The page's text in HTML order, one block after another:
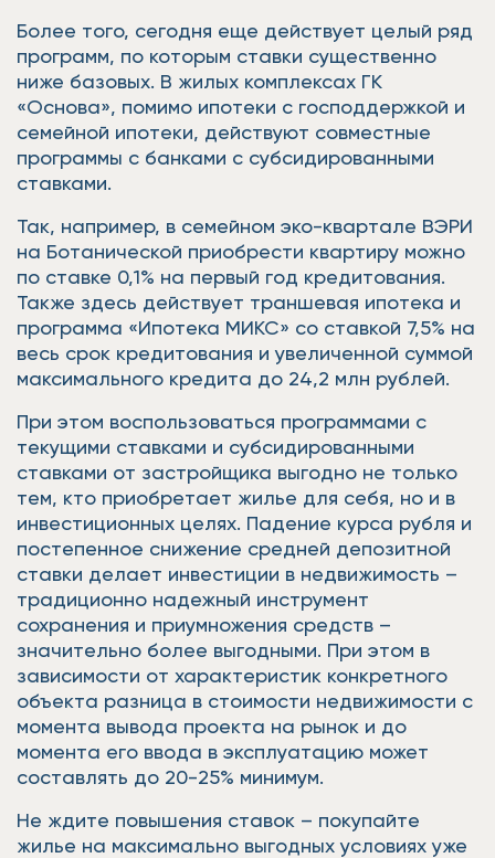
Более того, сегодня еще действует целый ряд
программ, по которым ставки существенно
ниже базовых. В жилых комплексах ГК
«Основа», помимо ипотеки с господдержкой и
семейной ипотеки, действуют совместные
программы с банками с субсидированными
ставками.
Так, например, в семейном эко-квартале ВЭРИ
на Ботанической приобрести квартиру можно
по ставке 0,1% на первый год кредитования.
Также здесь действует траншевая ипотека и
программа «Ипотека МИКС» со ставкой 7,5% на
весь срок кредитования и увеличенной суммой
максимального кредита до 24,2 млн рублей.
При этом воспользоваться программами с
текущими ставками и субсидированными
ставками от застройщика выгодно не только
тем, кто приобретает жилье для себя, но и в
инвестиционных целях. Падение курса рубля и
постепенное снижение средней депозитной
ставки делает инвестиции в недвижимость –
традиционно надежный инструмент
сохранения и приумножения средств –
значительно более выгодными. При этом в
зависимости от характеристик конкретного
объекта разница в стоимости недвижимости с
момента вывода проекта на рынок и до
момента его ввода в эксплуатацию может
составлять до 20-25% минимум.
Не ждите повышения ставок – покупайте
жилье на максимально выгодных условиях уже